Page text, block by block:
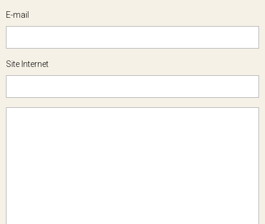
E-mail
Site Internet